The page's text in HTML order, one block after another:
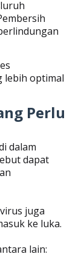
lebih optimal
Perlu
dalam
dapat
juga
ke luka.
lain: